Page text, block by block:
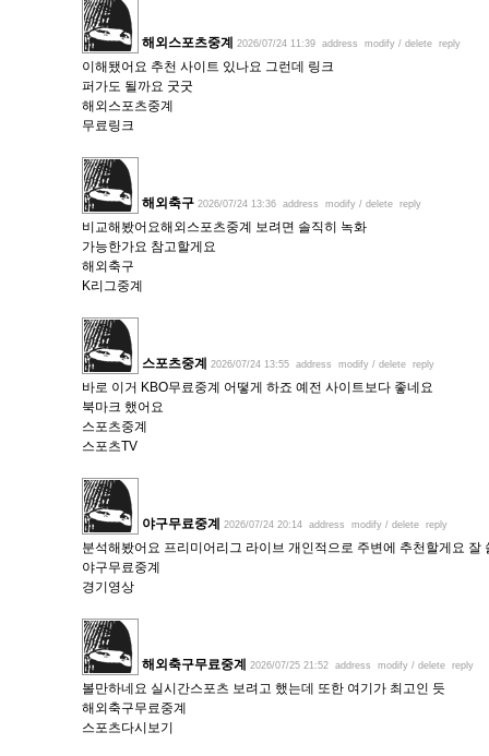
해외스포츠중계 2026/07/24 11:39 address modify / delete reply
이해됐어요 추천 사이트 있나요 그런데 링크
퍼가도 될까요 굿굿
해외스포츠중계
무료링크
해외축구 2026/07/24 13:36 address modify / delete reply
비교해봤어요해외스포츠중계 보려면 솔직히 녹화
가능한가요 참고할게요
해외축구
K리그중계
스포츠중계 2026/07/24 13:55 address modify / delete reply
바로 이거 KBO무료중계 어떻게 하죠 예전 사이트보다 좋네요
북마크 했어요
스포츠중계
스포츠TV
야구무료중계 2026/07/24 20:14 address modify / delete reply
분석해봤어요 프리미어리그 라이브 개인적으로 주변에 추천할게요 잘
야구무료중계
경기영상
해외축구무료중계 2026/07/25 21:52 address modify / delete reply
볼만하네요 실시간스포츠 보려고 했는데 또한 여기가 최고인 듯
해외축구무료중계
스포츠다시보기